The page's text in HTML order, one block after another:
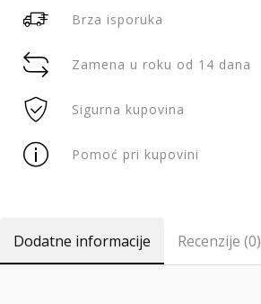
Brza isporuka
Zamena u roku od 14 dana
Sigurna kupovina
Pomoć pri kupovini
Dodatne informacije Recenzije (0)